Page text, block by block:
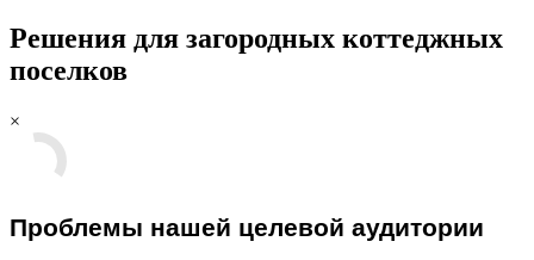
Решения для загородных коттеджных
поселков
×
Проблемы нашей целевой аудитории